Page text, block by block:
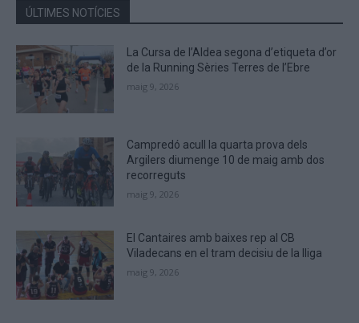
the
CAPTCHA
to
verify
that
you
ÚLTIMES NOTÍCIES
La Cursa de l’Aldea segona d’etiqueta d’or
de la Running Sèries Terres de l’Ebre
maig 9, 2026
Campredó acull la quarta prova dels
Argilers diumenge 10 de maig amb dos
recorreguts
maig 9, 2026
El Cantaires amb baixes rep al CB
Viladecans en el tram decisiu de la lliga
maig 9, 2026